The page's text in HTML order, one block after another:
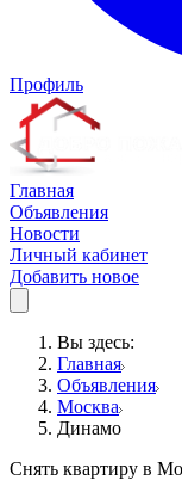
Профиль
Главная
Объявления
Новости
Личный кабинет
Добавить новое
Вы здесь:
Главная
Объявления
Москва
Динамо
Снять квартиру в